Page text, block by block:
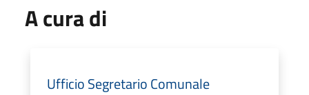
A cura di
Ufficio Segretario Comunale